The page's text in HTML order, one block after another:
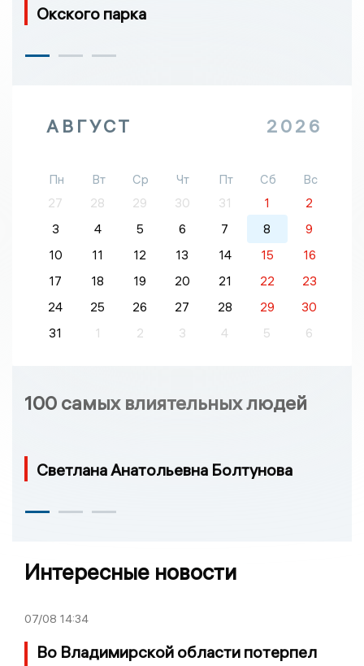
Окского парка
АВГУСТ 2026
Пн Вт Ср Чт Пт Сб
Вс
27
28 29 30 31 1
2
3
4 5 6 7 8
9
10
11 12 13 14 15
16
17
18 19 20 21 22
23
24
25 26 27 28 29
30
31
1 2 3 4 5 6
100 самых влиятельных людей
Светлана Анатольевна Болтунова
Интересные новости
07/08 14:34
Во Владимирской области потерпел